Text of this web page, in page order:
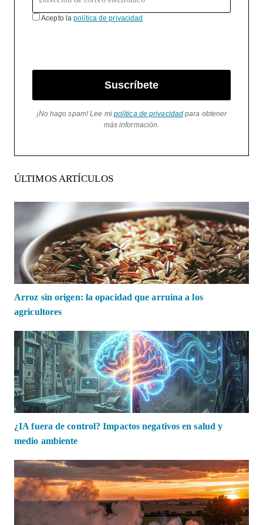
Acepto lapolítica de privacidad
Suscríbete
¡No hago spam! Lee mi política de privacidad para obtener
más información.
ÚLTIMOS ARTÍCULOS
Arroz sin origen: la opacidad que arruina a los
agricultores
¿IA fuera de control? Impactos negativos en salud y
medio ambiente